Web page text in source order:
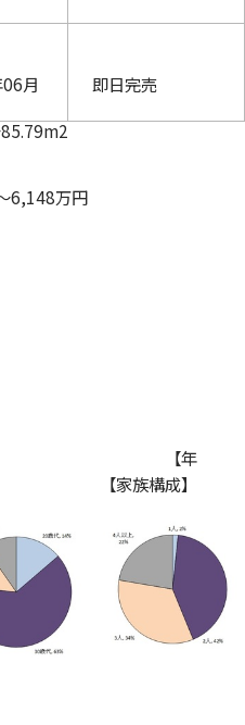
月
即日完売
万円
ア】 【年
構成】